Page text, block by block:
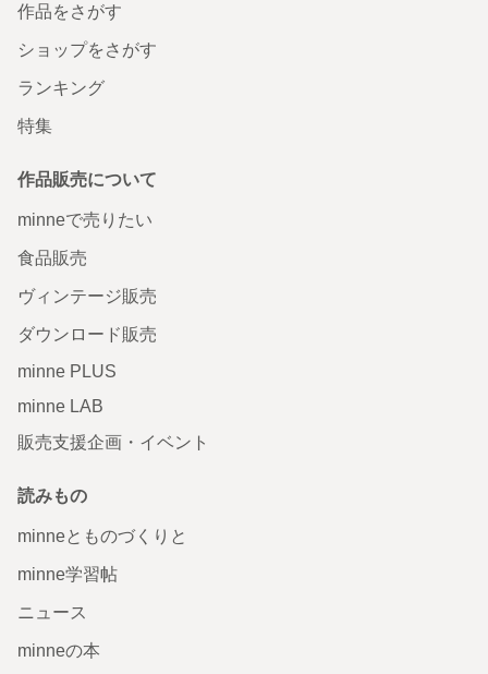
作品をさがす
ショップをさがす
ランキング
特集
作品販売について
minneで売りたい
食品販売
ヴィンテージ販売
ダウンロード販売
minne PLUS
minne LAB
販売支援企画・イベント
読みもの
minneとものづくりと
minne学習帖
ニュース
minneの本